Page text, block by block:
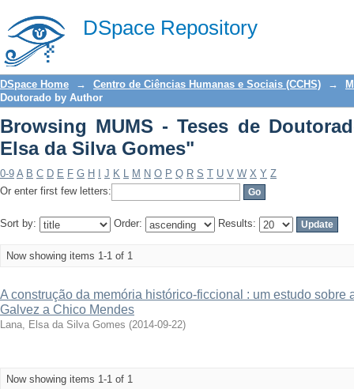
DSpace Repository
Browsing MUMS - Teses de
DSpace Home → Centro de Ciências Humanas e Sociais (CCHS) →
Doutorado by Author
Browsing MUMS - Teses de
Elsa da Silva Gomes"
0-9 A B C D E F G H J K L M N O P Q R S T U V W X Y Z
Or enter first few letters:
Sort by: Order: Results:
Now showing items 1-1 of 1
A construção da memória histórico-ficcional : um estudo sobre
Galvez a Chico Mendes
Lana, Elsa da Silva Gomes (2014-09-22)
Now showing items 1-1 of 1